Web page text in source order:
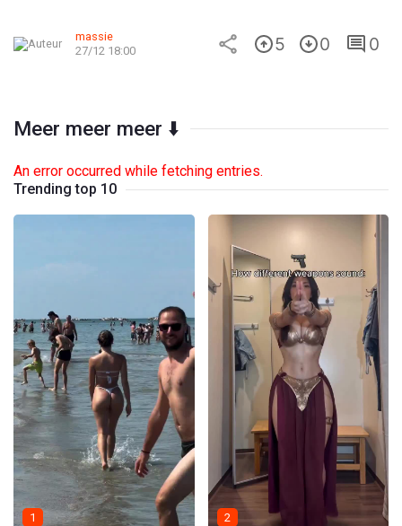
massie
27/12 18:00
5 0 0
Meer meer meer ⬇️
An error occurred while fetching entries.
Trending top 10
1 2